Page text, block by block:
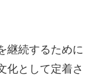
継続するために
化として定着さ